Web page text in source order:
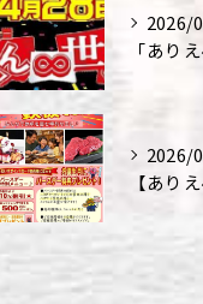
2026/
2026/